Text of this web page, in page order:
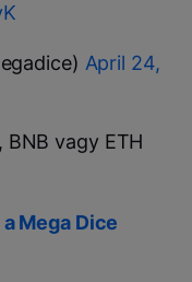
April 24,
vagy ETH
Mega Dice